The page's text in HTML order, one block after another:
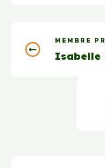
MEMBRE
Isabelle